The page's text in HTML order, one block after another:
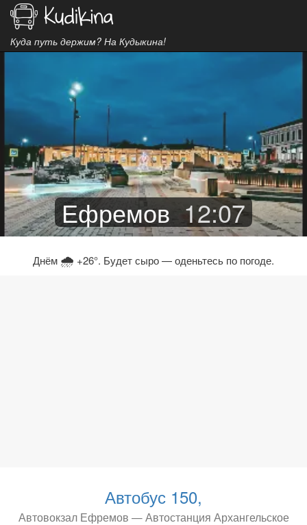
Куда путь держим? На Кудыкина!
Ефремов 12:07
Днём 🌧 +26°. Будет сыро — оденьтесь по погоде.
Автобус 150,
Автовокзал Ефремов — Автостанция Архангельское